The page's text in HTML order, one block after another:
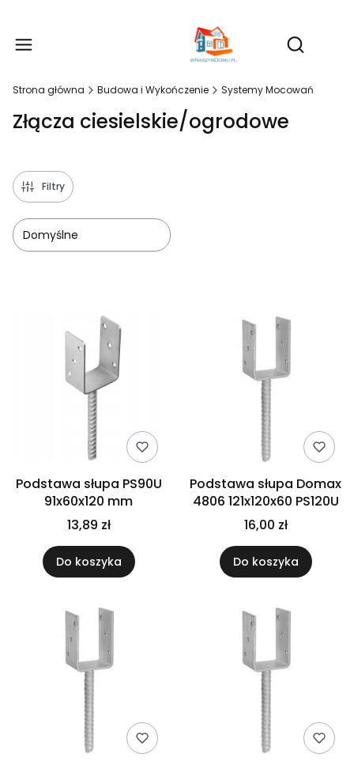
Otwórz
Strona główna Budowa i Wykończenie Systemy Mocowań
Złącza ciesielskie/ogrodowe
Filtry
Domyślne
Podstawa słupa PS90U
91x60x120 mm
13,89 zł
Do koszyka
Podstawa słupa Domax
4806 121x120x60 PS120U
16,00 zł
Do koszyka